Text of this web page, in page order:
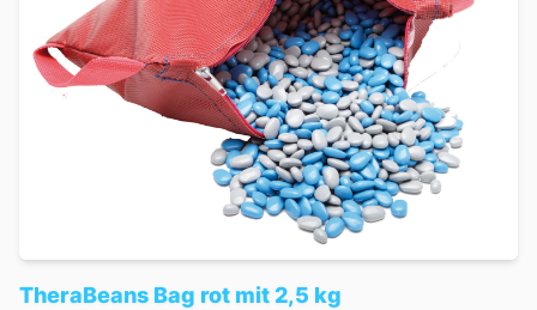
TheraBeans Bag rot mit 2,5 kg